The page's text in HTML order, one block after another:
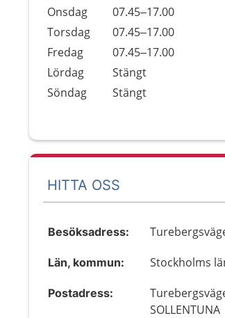
Onsdag
07.45–17.00
Torsdag
07.45–17.00
Fredag
07.45–17.00
Lördag
Stängt
Söndag
Stängt
HITTA OSS
Besöksadress:
Län, kommun: Stockholms
Postadress:
SOLLENTUNA